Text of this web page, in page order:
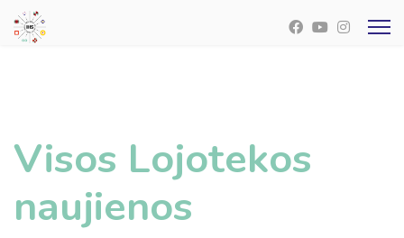
Visos Lojotekos
naujienos